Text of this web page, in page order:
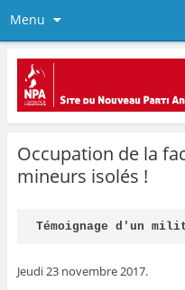
Menu
Occupation de la
mineurs isolés !
Témoignage d'un
Jeudi 23 novembre 2017.